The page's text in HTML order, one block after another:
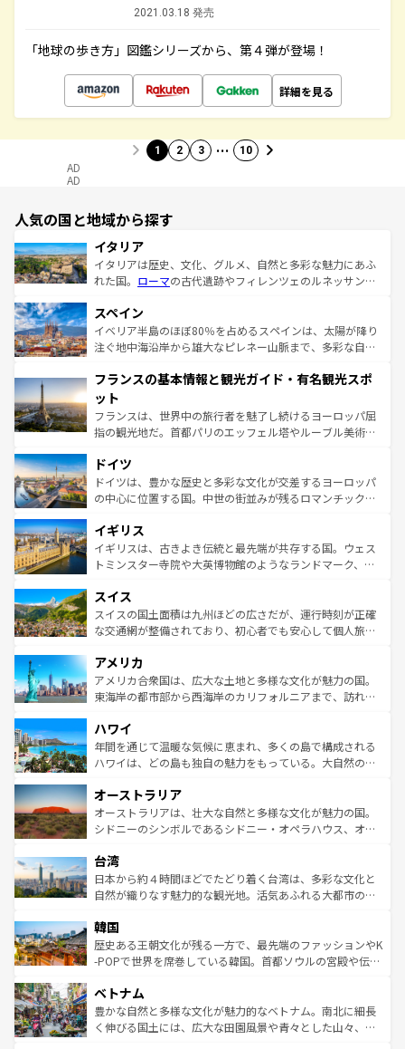
2021.03.18 発売
「地球の歩き方」図鑑シリーズから、第４弾が登場！
詳細を見る
1 2 3 … 10
AD
AD
人気の国と地域から探す
イタリア
イタリアは歴史、文化、グルメ、自然と多彩な魅力にあふ
れた国。 ローマの古代遺跡やフィレンツェのルネッサンス
ろん、トスカーナの美しい田園風景やアマルフィ海岸の絶
景など、自然景観も見逃せない。観光の合間には、本場の
ピザやパスタなど、絶品のイタリア料理を堪能することも
ませてくれるイタリアで、忘れられない旅をしてみよう！
なお、新着のイタリア情報は
しい。
スペイン
イベリア半島のほぼ80％を占めるスペインは、太陽が降り
注ぐ地中海沿岸から雄大なピレネー山脈まで、多彩な自然
文化が根付くこの国では、情熱的なフラメンコ、熱気あふ
れる闘牛、そして美味しいタパスが生活の一部となってい
る。首都マドリードの洗練された雰囲気や、バルセロナの
アートに溢れた街角から、地方では古代ローマ遺跡や中世
せる。地方によって風土や気候が異なるスペインはその個
性で訪れる人を魅了する。 なお、新着のスペイン情報は コ
ンテンツ一覧を参照してほしい。
フランスの基本情報と観光ガイド・有名観光スポ
ット
フランスは、世界中の旅行者を魅了し続けるヨーロッパ屈
指の観光地だ。首都パリのエッフェル塔やルーブル美術館
で、幅広い魅力が詰まっている。華麗な宮殿、歴史的な大
聖堂、美しいビーチ、そして豊かな自然が、訪れる者を心
から魅了する。また、フランスは美食の国としても知ら
いる。シャンパンの発祥地であるランス、プロヴァンスの
香り高いラベンダー畑など、多彩な楽しみ方が可能だ。さ
らに、パリ以外の地域にも魅力が溢れており、どの街角に
れる地方に足を運ぶとそれぞれで全く異なる文化を体験で
きるだろう。 なお、新着のフランス情報はコンテンツ一覧
を参照してほしい。
ドイツ
ドイツは、豊かな歴史と多彩な文化が交差するヨーロッパ
の中心に位置する国。中世の街並みが残るロマンチック街
顔を持つこの国は、どこを歩いても飽きることがない。ベ
ルリンの文化的活気、バイエルン州のアルプスの絶景、そ
してライン川沿いのワイン畑といった風景は必見。ビール
は、お酒好きな人にはぜひ体験してほしい。 なお、新着の
ドイツ情報はコンテンツ一覧を参照してほしい。
イギリス
イギリスは、古きよき伝統と最先端が共存する国。ウェス
トミンスター寺院や大英博物館のようなランドマーク、歴
リアごとに異なる魅力がある。また、優雅なアフタヌーン
ティー、ビール好きにはたまらない英国パブ、サッカー観
戦など、本場だからこそできる体験も豊富。イギリスを旅
ンツ一覧を参照してほしい。
スイス
スイスの国土面積は九州ほどの広さだが、運行時刻が正確
な交通網が整備されており、初心者でも安心して個人旅行
の建物がそのまま残る町や、スイスならではのユニークな
博物館もあり、アルプス観光だけでなく町歩きも満喫する
ことができる。国民の所得が高いため物価も高いが、旅行
ば市内交通費無料で観光を楽しむこともできる。 なお、新
着のスイス情報はコンテンツ一覧 を参照してほしい。
アメリカ
アメリカ合衆国は、広大な土地と多様な文化が魅力の国。
東海岸の都市部から西海岸のカリフォルニアまで、訪れる
のような巨大都市は、観光、ショッピング、エンターテイ
ンメントが詰まった刺激的なスポットだ。一方、アメリカ
西部には大自然が広がり、グランドキャニオンやイエロー
部のニューオーリンズでは、音楽と美食が融合した独特の
文化が魅力。旅行者はアメリカの各地域で異なる魅力を楽
しみながら、その多様性と豊かな歴史を感じることができ
ならではの贅沢な旅のスタイルだ。 なお、新着のアメリカ
情報はコンテンツ一覧を参照してほしい。
ハワイ
年間を通じて温暖な気候に恵まれ、多くの島で構成される
ハワイは、どの島も独自の魅力をもっている。大自然の神
ワイ島は見逃せない。また、定番の観光地といえばオアフ
島だが、静かな自然を求めるならマウイ島やカウアイ島が
おすすめ。エメラルドグリーンに輝く海をはじめ、豊かな
れるおもてなしの心で訪れる人々を迎えてくれるハワイの
人々、おいしいローカルフードやハワイアンミュージッ
ク、伝統的なフラダンスなど、すべてがハワイの魅力を彩
ワイを、存分に味わってほしい。 なお、新着のハワイ情報
はコンテンツ一覧を参照してほしい。
オーストラリア
オーストラリアは、壮大な自然と多様な文化が魅力の国。
シドニーのシンボルであるシドニー・オペラハウス、オー
リアリーフや大陸中央部にそびえるウルル（エアーズロッ
ク）、タスマニアの美しい原生林やケアンズの熱帯雨林な
ど、見どころがたくさん。また、カフェやワイン、オージ
いる。アクティビティも充実しており、サーフィンやダイ
ビング、ハイキングなど、アウトドア好きにはたまらな
い。オーストラリアの多彩な魅力を存分に味わいつくそ
参照してほしい。
台湾
日本から約４時間ほどでたどり着く台湾は、多彩な文化と
自然が織りなす魅力的な観光地。活気あふれる大都市の台
ン）、静ひつな山岳地帯である台湾東部など、都市の喧騒
と山間の静けさが共存しており、訪れる人に新しい発見と
驚きをもたらしてくれる。また、奥深い台湾の食文化も魅
容にもいいと評判のスイーツなど、バラエティ豊かな料理
が味わえる。 なお、新着の台湾情報は コンテンツ一覧を参
照してほしい。
韓国
歴史ある王朝文化が残る一方で、最先端のファッションやK
-POPで世界を席巻している韓国。首都ソウルの宮殿や伝統
き、地方に足を延ばせば四季折々の自然美を楽しむことが
できる。そして、キムチや焼肉、絶品のストリートフード
まで、さまざまな韓国料理が待っている。夜には、韓国な
ベトナム
豊かな自然と多様な文化が魅力的なベトナム。南北に細長
く伸びる国土には、広大な田園風景や青々とした山々、世